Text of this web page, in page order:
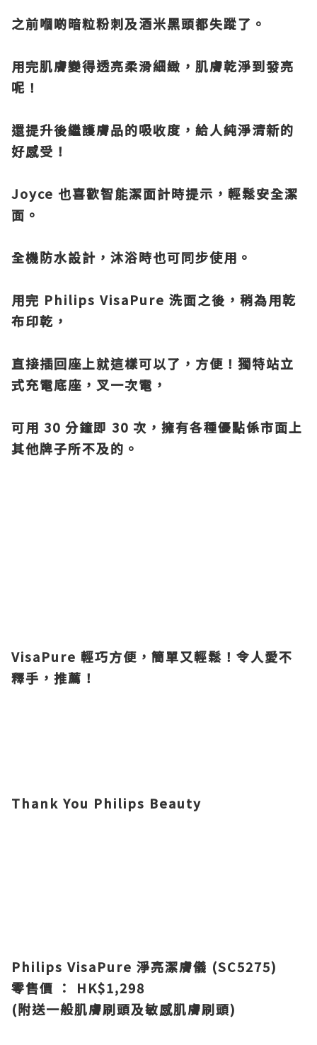
之前嗰啲暗粒粉刺及酒米黑頭都失蹤了。
用完肌膚變得透亮柔滑細緻，肌膚乾淨到發亮
呢！
還提升後繼護膚品的吸收度，給人純淨清新的
好感受！
Joyce 也喜歡智能潔面計時提示，輕鬆安全潔
面。
全機防水設計，沐浴時也可同步使用。
用完 Philips VisaPure 洗面之後，稍為用乾
布印乾，
直接插回座上就這樣可以了，方便！獨特站立
式充電底座， 叉一次電，
可用 30 分鐘即 30 次， 擁有各種優點係市面上
其他牌子所不及的。
VisaPure 輕巧方便，簡單又輕鬆！ 令人愛不
釋手，推薦！
Thank You Philips Beauty
Philips VisaPure 淨亮潔膚儀 (SC5275)
零售價 ： HK$1,298
(附送一般肌膚刷頭及敏感肌膚刷頭)